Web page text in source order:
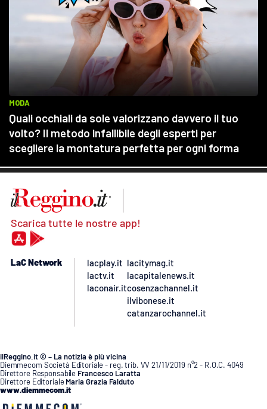
Scarica tutte le nostre app!
LaC Network
lacplay.it
lactv.it
laconair.it
lacitymag.it
lacapitalenews.it
cosenzachannel.it
ilvibonese.it
catanzarochannel.it
ilReggino.it © – La notizia è più vicina
Diemmecom Società Editoriale - reg. trib. VV 21/11/2019 n°2 - R.O.C. 4049
Direttore Responsabile Francesco Laratta
Direttore Editoriale Maria Grazia Falduto
www.diemmecom.it